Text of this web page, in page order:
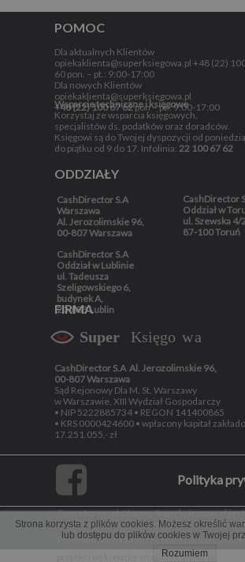
Dla aktualnych Klientów
opiekaklienta@superksiegowa.pl +48 (22)
60 pon. – pt.: 9:00-17:00
Dla nowych Klientów
opiekaklienta@superksiegowa.pl
+48 (22) 100 67 62pon – pt.: 9:00-17:00
CashDirector S.A Al. Jerozolimskie 96,
00-807 Warszawa
Sąd Rejonowy Dla M. St. Warszawy
w Warszawie, XIII Wydział Gospodarczy
• NIP 5222885734 • REGON 141400865
• KRS 0000424600 • wpłacony kapitał
17.251.055,- zł
studiokreatywa.pl
Wszelkie prawa zastrzeżone © 2020
Operatorem platformy Superksięgowa.pl jest
CashDirector S.A. Al. Jerozolimskie 96, 00-
Wsparcie techniczne i księgowe
Korzystaj ze wsparcia księgowych,
specjalistów ds. podatków oraz doradców.
Księgowi są do Twojej dyspozycji od
do piątku od 9 do 17. Infolinia: 22 100 67 62
CashDirector
Oddział w
ul. Szewska 4/
87-100 Toruń
CashDirector S.A
Warszawa
Al. Jerozolimskie 96,
00-807 Warszawa
CashDirector S.A
Oddział w Lublinie
ul. Tadeusza
Szeligowskiego 6,
budynek A,
20-883 Lublin
ODDZIAŁY
FIRMA
Polityka
POMOC
Strona korzysta z plików cookies. Możesz określić
lub dostępu do plików cookies w Twojej
Rozumiem